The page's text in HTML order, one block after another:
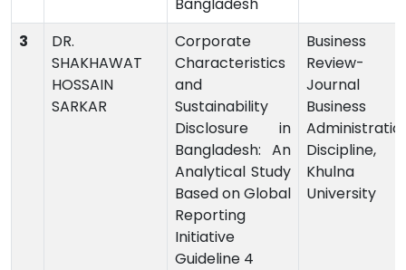
3
DR.
SHAKHAWAT
HOSSAIN
SARKAR
Corporate
Characteristics
and
Sustainability
Disclosure in
Bangladesh: An
Analytical Study
Based on Global
Reporting
Initiative
Guideline 4
Business
Review-
Journal
Business
Discipline,
Khulna
University